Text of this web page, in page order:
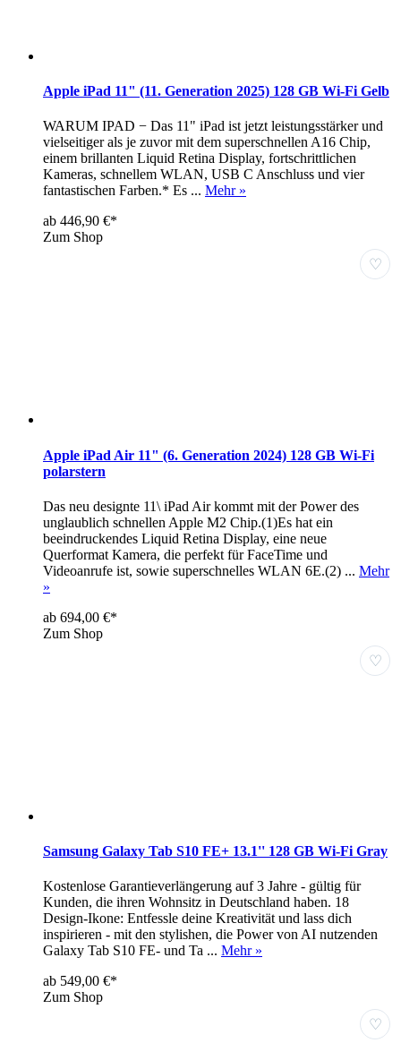
Apple iPad 11" (11. Generation 2025) 128 GB Wi-Fi Gelb
WARUM IPAD − Das 11" iPad ist jetzt leistungsstärker und
vielseitiger als je zuvor mit dem superschnellen A16 Chip,
einem brillanten Liquid Retina Display, fortschrittlichen
Kameras, schnellem WLAN, USB C Anschluss und vier
fantastischen Farben.* Es ... Mehr »
ab 446,90 €*
Zum Shop
♡
Apple iPad Air 11" (6. Generation 2024) 128 GB Wi-Fi
polarstern
Das neu designte 11\ iPad Air kommt mit der Power des
unglaublich schnellen Apple M2 Chip.(1)Es hat ein
beeindruckendes Liquid Retina Display, eine neue
Querformat Kamera, die perfekt für FaceTime und
Videoanrufe ist, sowie superschnelles WLAN 6E.(2) ... Mehr
»
ab 694,00 €*
Zum Shop
♡
Samsung Galaxy Tab S10 FE+ 13.1'' 128 GB Wi-Fi Gray
Kostenlose Garantieverlängerung auf 3 Jahre - gültig für
Kunden, die ihren Wohnsitz in Deutschland haben. 18
Design-Ikone: Entfessle deine Kreativität und lass dich
inspirieren - mit den stylishen, die Power von AI nutzenden
Galaxy Tab S10 FE- und Ta ... Mehr »
ab 549,00 €*
Zum Shop
♡